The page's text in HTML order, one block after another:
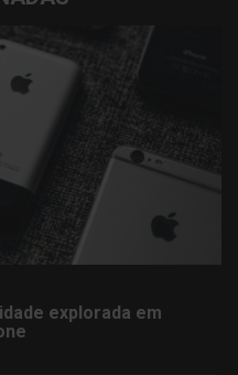
explorada em